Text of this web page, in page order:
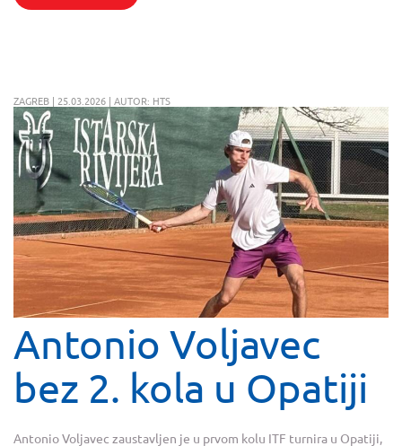
ZAGREB | 25.03.2026 | AUTOR: HTS
Antonio Voljavec
bez 2. kola u Opatiji
Antonio Voljavec zaustavljen je u prvom kolu ITF turnira u Opatiji,